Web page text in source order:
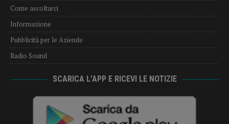
Come ascoltarci
Informazione
Pubblicità per le Aziende
Radio Sound
SCARICA L’APP E RICEVI LE NOTIZIE